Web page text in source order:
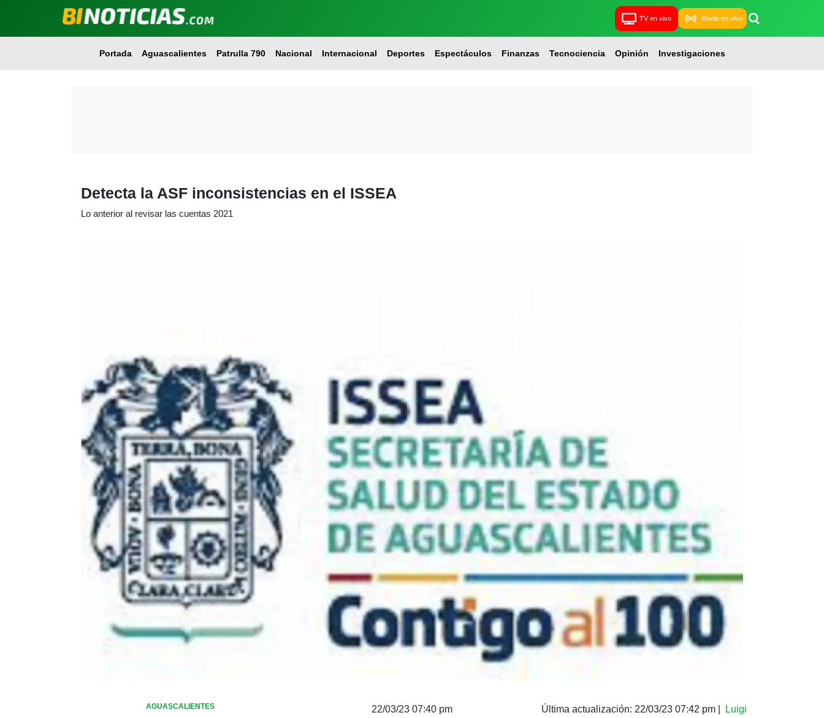
TV en vivo Radio en vivo
Portada Aguascalientes Patrulla 790 Nacional Internacional Deportes Espectáculos Finanzas Tecnociencia Opinión Investigaciones
Detecta la ASF inconsistencias en el ISSEA
Lo anterior al revisar las cuentas 2021
AGUASCALIENTES 22/03/23 07:40 pm Última actualización: 22/03/23 07:42 pm|
Luigi